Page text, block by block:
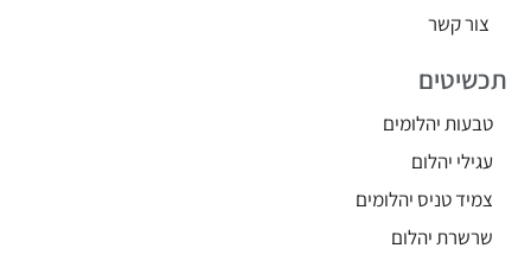
צור קשר
תכשיטים
טבעות יהלומים
עגילי יהלום
צמיד טניס יהלומים
שרשרת יהלום